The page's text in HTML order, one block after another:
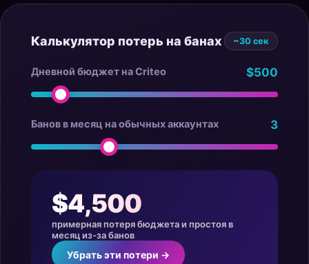
Калькулятор потерь на банах ~30 сек
Дневной бюджет на Criteo $500
Банов в месяц на обычных аккаунтах 3
$4,500
примерная потеря бюджета и простоя в
месяц из-за банов
Убрать эти потери →